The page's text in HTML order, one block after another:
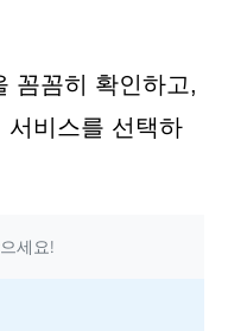
꼼꼼히 확인하고,
서비스를 선택하
세요!